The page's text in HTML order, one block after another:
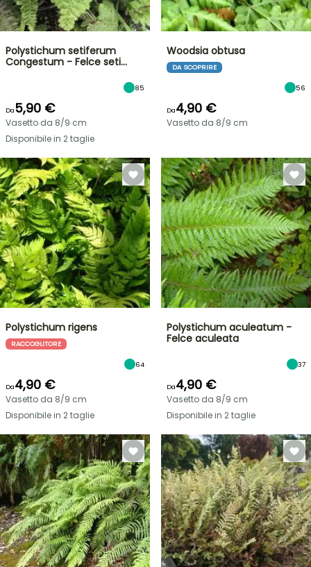
Polystichum setiferum
Congestum - Felce seti…
85
Da5,90 €
Vasetto da 8/9 cm
Disponibile in 2 taglie
Woodsia obtusa
DA SCOPRIRE
56
Da4,90 €
Vasetto da 8/9 cm
Polystichum rigens
RACCOGLITORE
64
Da4,90 €
Vasetto da 8/9 cm
Disponibile in 2 taglie
Polystichum aculeatum -
Felce aculeata
37
Da4,90 €
Vasetto da 8/9 cm
Disponibile in 2 taglie